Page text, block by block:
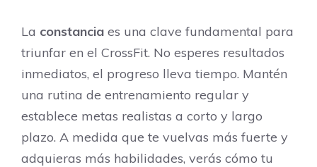
La constancia es una clave fundamental para
triunfar en el CrossFit. No esperes resultados
inmediatos, el progreso lleva tiempo. Mantén
una rutina de entrenamiento regular y
establece metas realistas a corto y largo
plazo. A medida que te vuelvas más fuerte y
adquieras más habilidades, verás cómo tu